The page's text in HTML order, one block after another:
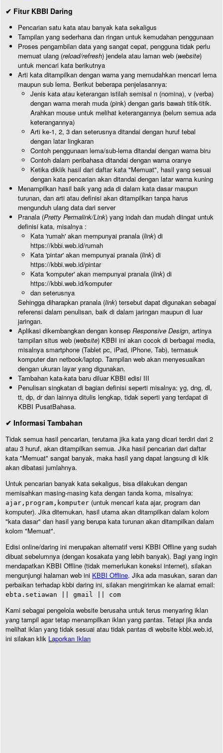
✔ Fitur KBBI Daring
Pencarian satu kata atau banyak kata sekaligus
Tampilan yang sederhana dan ringan untuk kemudahan penggunaan
Proses pengambilan data yang sangat cepat, pengguna tidak perlu
memuat ulang (reload/refresh) jendela atau laman web (website)
untuk mencari kata berikutnya
Arti kata ditampilkan dengan warna yang memudahkan mencari lema
maupun sub lema. Berikut beberapa penjelasannya:
Jenis kata atau keterangan istilah semisal n (nomina), v (verba)
dengan warna merah muda (pink) dengan garis bawah titik-titik.
Arahkan mouse untuk melihat keterangannya (belum semua ada
keterangannya)
Arti ke-1, 2, 3 dan seterusnya ditandai dengan huruf tebal
dengan latar lingkaran
Contoh penggunaan lema/sub-lema ditandai dengan warna biru
Contoh dalam peribahasa ditandai dengan warna oranye
Ketika diklik hasil dari daftar kata "Memuat", hasil yang sesuai
dengan kata pencarian akan ditandai dengan latar warna kuning
Menampilkan hasil baik yang ada di dalam kata dasar maupun
turunan, dan arti atau definisi akan ditampilkan tanpa harus
mengunduh ulang data dari server
Pranala (Pretty Permalink/Link) yang indah dan mudah diingat untuk
definisi kata, misalnya :
Kata 'rumah' akan mempunyai pranala (link) di
https://kbbi.web.id/rumah
Kata 'pintar' akan mempunyai pranala (link) di
https://kbbi.web.id/pintar
Kata 'komputer' akan mempunyai pranala (link) di
https://kbbi.web.id/komputer
dan seterusnya
Sehingga diharapkan pranala (link) tersebut dapat digunakan sebagai
referensi dalam penulisan, baik di dalam jaringan maupun di luar
jaringan.
Aplikasi dikembangkan dengan konsep Responsive Design, artinya
tampilan situs web (website) KBBI ini akan cocok di berbagai media,
misalnya smartphone (Tablet pc, iPad, iPhone, Tab), termasuk
komputer dan netbook/laptop. Tampilan web akan menyesuaikan
dengan ukuran layar yang digunakan.
Tambahan kata-kata baru diluar KBBI edisi III
Penulisan singkatan di bagian definisi seperti misalnya: yg, dng, dl,
tt, dp, dr dan lainnya ditulis lengkap, tidak seperti yang terdapat di
KBBI PusatBahasa.
✔ Informasi Tambahan
Tidak semua hasil pencarian, terutama jika kata yang dicari terdiri dari 2
atau 3 huruf, akan ditampilkan semua. Jika hasil pencarian dari daftar
kata "Memuat" sangat banyak, maka hasil yang dapat langsung di klik
akan dibatasi jumlahnya.
Untuk pencarian banyak kata sekaligus, bisa dilakukan dengan
memisahkan masing-masing kata dengan tanda koma, misalnya:
ajar,program,komputer (untuk mencari kata ajar, program dan
komputer). Jika ditemukan, hasil utama akan ditampilkan dalam kolom
"kata dasar" dan hasil yang berupa kata turunan akan ditampilkan dalam
kolom "Memuat".
Edisi online/daring ini merupakan alternatif versi KBBI Offline yang sudah
dibuat sebelumnya (dengan kosakata yang lebih banyak). Bagi yang ingin
mendapatkan KBBI Offline (tidak memerlukan koneksi internet), silakan
mengunjungi halaman web ini KBBI Offline. Jika ada masukan, saran dan
perbaikan terhadap kbbi daring ini, silakan mengirimkan ke alamat email:
ebta.setiawan || gmail || com
Kami sebagai pengelola website berusaha untuk terus menyaring iklan
yang tampil agar tetap menampilkan iklan yang pantas. Tetapi jika anda
melihat iklan yang tidak sesuai atau tidak pantas di website kbbi.web.id,
ini silakan klik Laporkan Iklan